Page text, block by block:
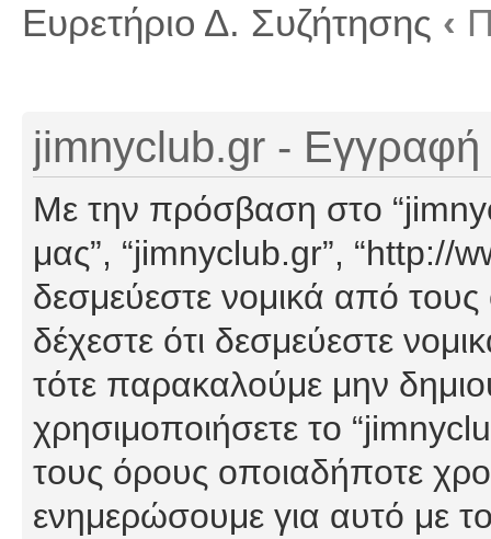
Ευρετήριο Δ. Συζήτησης ‹
jimnyclub.gr - Εγγραφή
Με την πρόσβαση στο
μας”, “jimnyclub.gr”, “http://
δεσμεύεστε νομικά από
δέχεστε ότι δεσμεύεστε
τότε παρακαλούμε μην
χρησιμοποιήσετε το
τους όρους οποιαδήποτε
ενημερώσουμε για αυτό με